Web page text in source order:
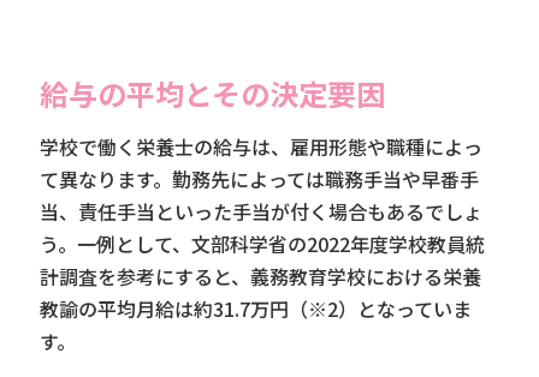
給与の平均とその決定要因
学校で働く栄養士の給与は、雇用形態や職種によっ
て異なります。勤務先によっては職務手当や早番手
当、責任手当といった手当が付く場合もあるでしょ
う。一例として、文部科学省の2022年度学校教員統
計調査を参考にすると、義務教育学校における栄養
教諭の平均月給は約31.7万円（※2）となっていま
す。